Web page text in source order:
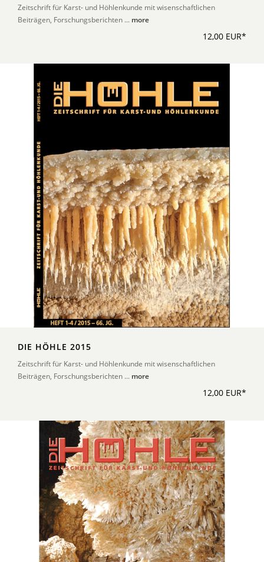
Zeitschrift für Karst- und Höhlenkunde mit wisenschaftlichen
Beiträgen, Forschungsberichten ... more
12,00 EUR*
DIE HÖHLE 2015
Zeitschrift für Karst- und Höhlenkunde mit wisenschaftlichen
Beiträgen, Forschungsberichten ... more
12,00 EUR*